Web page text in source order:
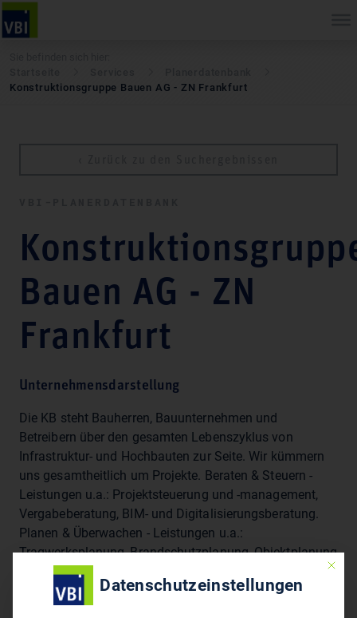
Konstruktionsgruppe Bauen AG - ZN Frankfurt
Bauen AG - ZN
Frankfurt
Unternehmensdarstellung
Die KB steht Bauherren, Bauunternehmen und
Betreibern über den gesamten Lebenszyklus von
Infrastruktur- und Hochbauten zur Seite. Wir kümmern
uns gesamtheitlich um Projekte. Beraten & Steuern -
Leistungen u.a.: Projektsteuerung und -management,
Vergabeberatung, BIM- und Digitalisierungsberatung.
Planen & Überwachen - Leistungen u.a.:
Tragwerksplanung, Brandschutzplanung, Objektplanung
Verkehrsanlagen, Bauplanung für Denkmalpflege,
Bauoberleitung und Bauüberwachung, Bauphysik.
Prüfen und Bewerten - Leistungen u.a.: Bautechnische
Mit
Datenschutzeinstellungen